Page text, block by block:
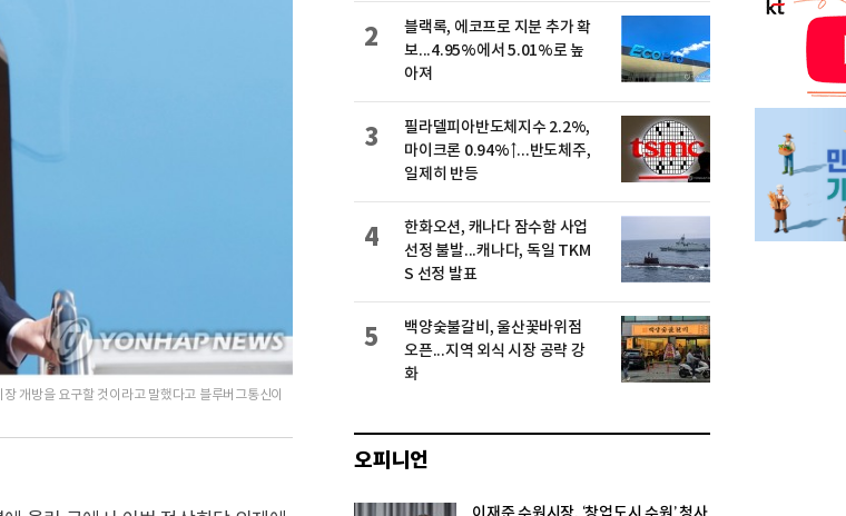
개방을 요구할 것이라고 말했다고 블루버그통신이
블랙록, 에코프로 지분 추가 확
보...4.95%에서 5.01%로 높
아져
2
필라델피아반도체지수 2.2%,
마이크론 0.94%↑...반도체주,
일제히 반등
3
한화오션, 캐나다 잠수함 사업
선정 불발...캐나다, 독일 TKM
S 선정 발표
4
백양숯불갈비, 울산꽃바위점
오픈...지역 외식 시장 공략 강
화
5
오피니언